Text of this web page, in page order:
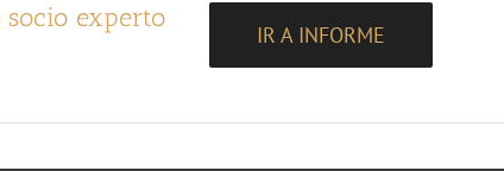
experto
IR A INFORME